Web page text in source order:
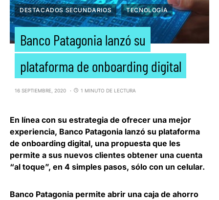
DESTACADOS SECUNDARIOS TECNOLOGÍA
Banco Patagonia lanzó su
plataforma de onboarding digital
16 SEPTIEMBRE, 2020 1 MINUTO DE LECTURA
En línea con su estrategia de ofrecer una mejor
experiencia, Banco Patagonia lanzó su plataforma
de onboarding digital, una propuesta que les
permite a sus nuevos clientes obtener una cuenta
“al toque”, en 4 simples pasos, sólo con un celular.
Banco Patagonia permite abrir una caja de ahorro